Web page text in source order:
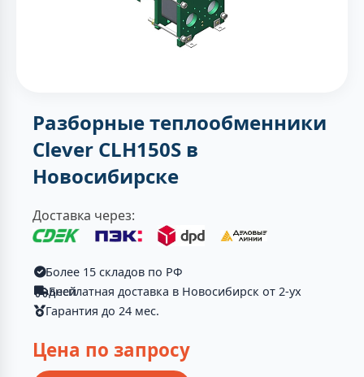
Разборные теплообменники
Clever CLH150S в
Новосибирске
Доставка через:
Более 15 складов по РФ
Бесплатная доставка в Новосибирск от 2-ух дней
Гарантия до 24 мес.
Цена по запросу